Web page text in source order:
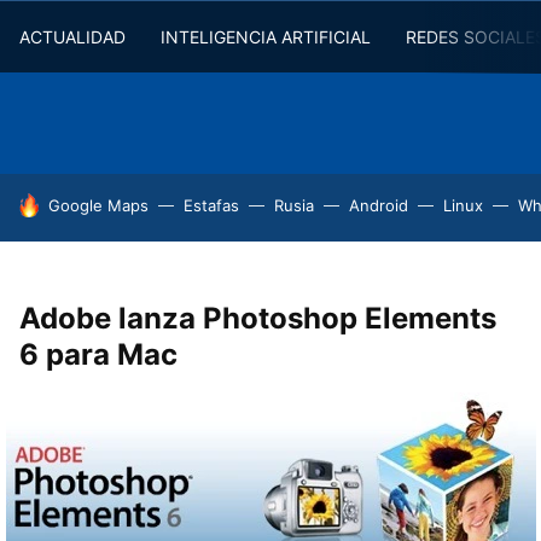
ACTUALIDAD INTELIGENCIA ARTIFICIAL REDES
HOY SE HABLA DE
Google Maps Estafas Rusia Android Linux
Adobe lanza Photoshop Elements
6 para Mac